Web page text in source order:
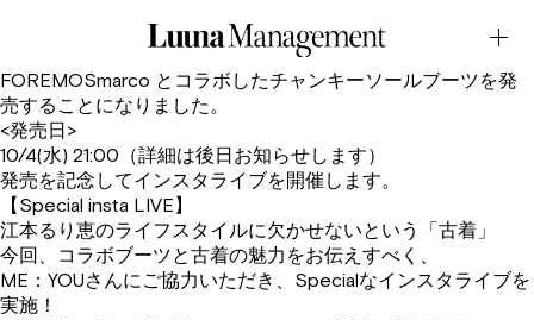
FOREMOSmarcoSeptember.27.2023Latest News
江本るり恵が小さいサイズのシューズブランド・
FOREMOSmarco とコラボしたチャンキーソールブーツを発
売することになりました。
<発売日>
10/4(水) 21:00（詳細は後日お知らせします）
発売を記念してインスタライブを開催します。
【Special insta LIVE】
江本るり恵のライフスタイルに欠かせないという「古着」
今回、コラボブーツと古着の魅力をお伝えすべく、
ME：YOUさんにご協力いただき、Specialなインスタライブを
実施！